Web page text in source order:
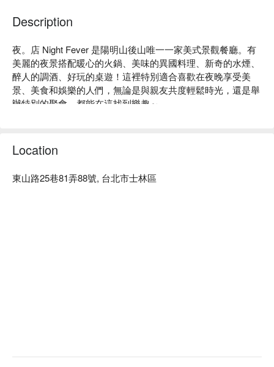
Description
夜。店 Night Fever 是陽明山後山唯一一家美式景觀餐廳。有
美麗的夜景搭配暖心的火鍋、美味的異國料理、新奇的水煙、
醉人的調酒、好玩的桌遊！這裡特別適合喜歡在夜晚享受美
景、美食和娛樂的人們，無論是與親友共度輕鬆時光，還是舉
辦特別的聚會，都能在這找到樂趣～
夜。店 Night Fever 美式景觀餐廳評價：Google 4.3 星好評推
薦
城市的喧囂，山上看夜景放鬆的好去處。
Location
東山路25巷81弄88號, 台北市士林區